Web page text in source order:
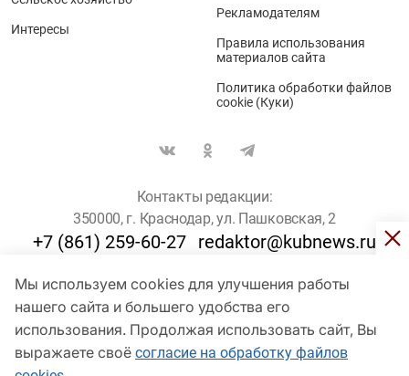
Мы используем cookies для улучшения работы
нашего сайта и большего удобства его
использования. Продолжая использовать сайт, Вы
выражаете своё согласие на обработку файлов
Интересы
Рекламодателям
Правила использования
материалов сайта
Политика обработки файлов
cookie (Куки)
Контакты редакции:
350000, г. Краснодар, ул. Пашковская, 2
+7 (861) 259-60-27 redaktor@kubnews.ru
Для пользователей старше 16 лет
© Кубанские Новости, 2017
Сетевое издание «kubnews» зарегистрировано Федеральной
службой по надзору в сфере связи, информационных технологий